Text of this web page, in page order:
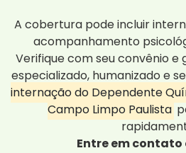
A cobertura pode incluir
acompanhamento
Verifique com seu convênio
especializado, humanizado e
internação do Dependente
Campo Limpo Paulista
Entre em contato